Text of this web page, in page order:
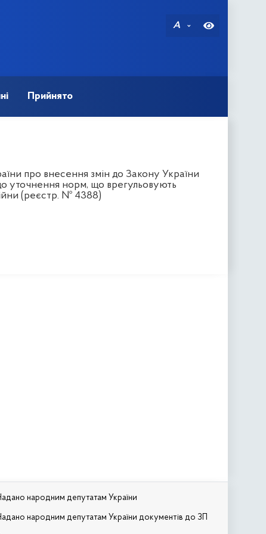
A
Прийнято
про внесення змін до Закону України
уточнення норм, що врегульовують
(реєстр. № 4388)
народним депутатам України
народним депутатам України документів до ЗП